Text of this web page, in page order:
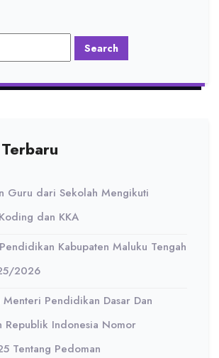
Guru dari Sekolah Mengikuti
dan KKA
Kabupaten Maluku Tengah
2026
Menteri Pendidikan Dasar Dan
Republik Indonesia Nomor
Tentang Pedoman